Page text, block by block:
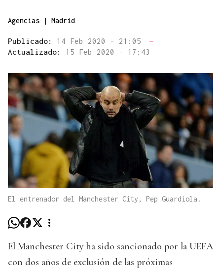
Agencias | Madrid
Publicado: 14 Feb 2020 - 21:05
—
Actualizado: 15 Feb 2020 - 17:43
El entrenador del Manchester City, Pep Guardiola.
El Manchester City ha sido sancionado por la UEFA
con dos años de exclusión de las próximas